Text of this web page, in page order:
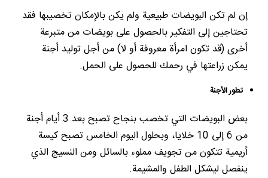
إن لم تكن البويضات طبيعية ولم يكن بالإمكان تخصيبها فقد
تحتاجين إلى التفكير بالحصول على بويضات من متبرعة
أخرى (قد تكون امرأة معروفة أو لا) من أجل توليد أجنة
يمكن زراعتها في رحمك للحصول على الحمل.
تطور الأجنة
بعض البويضات التي تخصب بنجاح تصبح بعد 3 أيام أجنة
من 6 إلى 10 خلايا، وبحلول اليوم الخامس تصبح كيسة
أريمية تتكون من تجويف مملوء بالسائل ومن النسيج الذي
ينفصل ليشكل الطفل والمشيمة.